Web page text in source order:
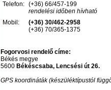
Telefon: (+36) 66/457-199
rendelési időben hívható
Mobil:
(+36) 30/462-2958
(+36) 70/365-1375
Fogorvosi rendelő címe:
Békés megye
5600 Békéscsaba, Lencsési út 26.
GPS koordináták (készüléktípustól